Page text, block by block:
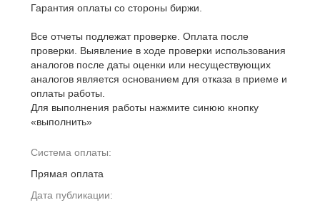
Гарантия оплаты со стороны биржи.
Все отчеты подлежат проверке. Оплата после
проверки. Выявление в ходе проверки использования
аналогов после даты оценки или несуществующих
аналогов является основанием для отказа в приеме и
оплаты работы.
Для выполнения работы нажмите синюю кнопку
«выполнить»
Система оплаты:
Прямая оплата
Дата публикации: